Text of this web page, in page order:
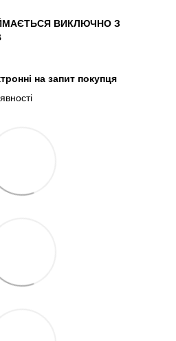
ВИКЛЮЧНО З
на запит покупця